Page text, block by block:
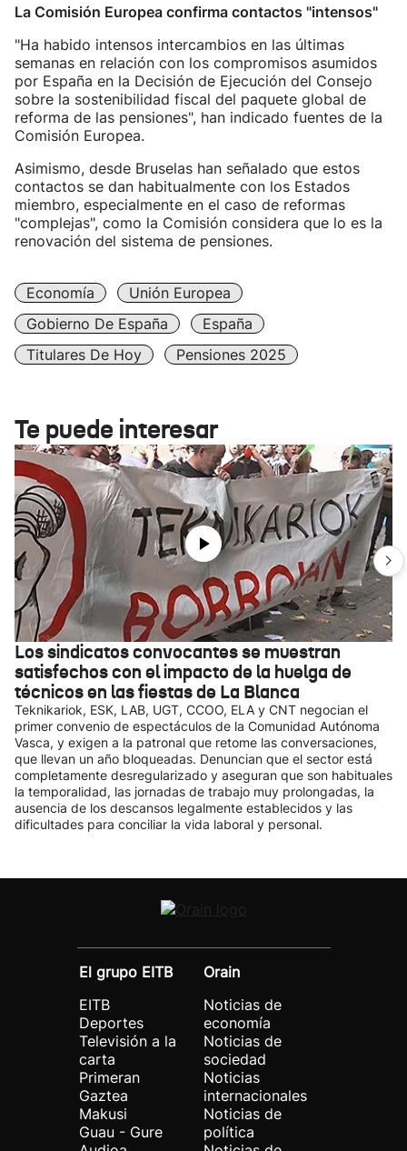
La Comisión Europea confirma contactos "intensos"
"Ha habido intensos intercambios en las últimas
semanas en relación con los compromisos asumidos
por España en la Decisión de Ejecución del Consejo
sobre la sostenibilidad fiscal del paquete global de
reforma de las pensiones", han indicado fuentes de la
Comisión Europea.
Asimismo, desde Bruselas han señalado que estos
contactos se dan habitualmente con los Estados
miembro, especialmente en el caso de reformas
"complejas", como la Comisión considera que lo es la
renovación del sistema de pensiones.
Economía
Unión Europea
Gobierno De España
España
Titulares De Hoy
Pensiones 2025
Te puede interesar
Los sindicatos convocantes se muestran
satisfechos con el impacto de la huelga de
técnicos en las fiestas de La Blanca
Teknikariok, ESK, LAB, UGT, CCOO, ELA y CNT negocian el
primer convenio de espectáculos de la Comunidad Autónoma
Vasca, y exigen a la patronal que retome las conversaciones,
que llevan un año bloqueadas. Denuncian que el sector está
completamente desregularizado y aseguran que son habituales
la temporalidad, las jornadas de trabajo muy prolongadas, la
ausencia de los descansos legalmente establecidos y las
dificultades para conciliar la vida laboral y personal.
El grupo EITB
EITB
Deportes
Televisión a la
carta
Primeran
Gaztea
Makusi
Guau - Gure
Orain
Noticias de
economía
Noticias de
sociedad
Noticias
internacionales
Noticias de
política